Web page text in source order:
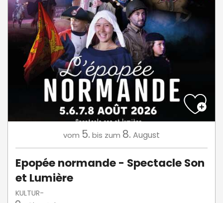
vom 5. bis zum 8. August
Epopée normande - Spectacle Son
et Lumière
KULTUR-